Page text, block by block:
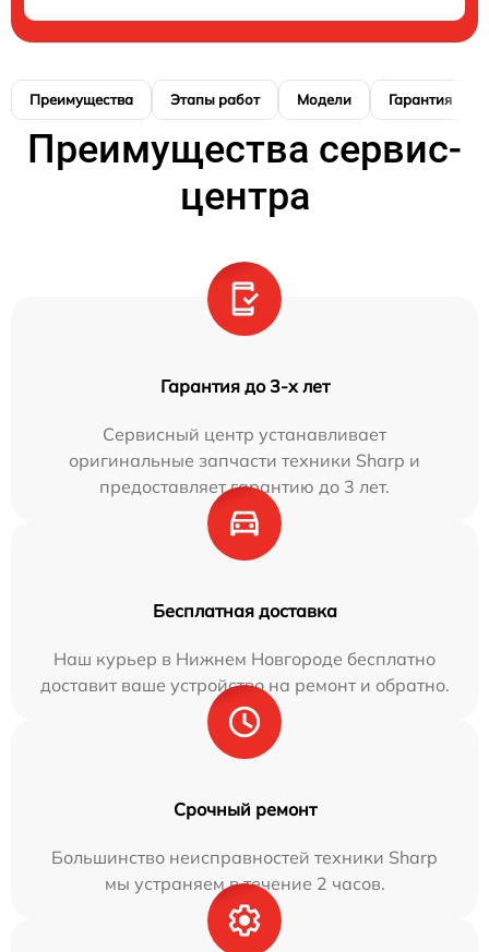
Преимущества Этапы работ Модели Гарантия
Преимущества сервис-
центра
Гарантия до 3-х лет
Сервисный центр устанавливает
оригинальные запчасти техники Sharp и
предоставляет гарантию до 3 лет.
Бесплатная доставка
Наш курьер в Нижнем Новгороде бесплатно
доставит ваше устройство на ремонт и обратно.
Срочный ремонт
Большинство неисправностей техники Sharp
мы устраняем в течение 2 часов.